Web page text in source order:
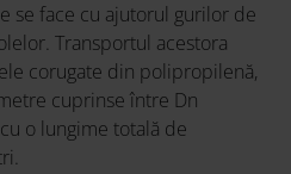
se face cu ajutorul gurilor de
Transportul acestora
corugate din polipropilenă,
cuprinse între Dn
o lungime totală de